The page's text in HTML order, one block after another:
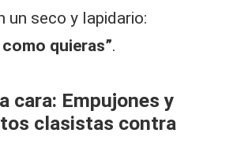
un seco y lapidario:
quieras”.
cara: Empujones y
clasistas contra